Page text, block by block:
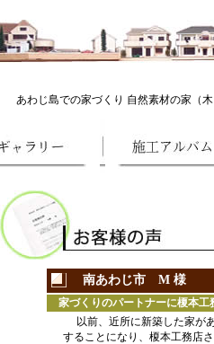
あわじ島での家づくり 自然素材の家（木
南あわじ市 M 様
家づくりのパートナーに榎本工
以前、近所に新築した家が
することになり、榎本工務店